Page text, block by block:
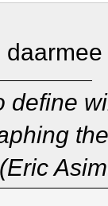
define